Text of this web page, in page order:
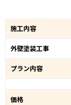
施工内容
外壁塗装工事
プラン内容
価格